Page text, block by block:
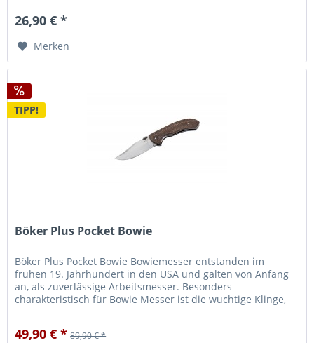
26,90 € *
Merken
TIPP!
Böker Plus Pocket Bowie
Böker Plus Pocket Bowie Bowiemesser entstanden im
frühen 19. Jahrhundert in den USA und galten von Anfang
an, als zuverlässige Arbeitsmesser. Besonders
charakteristisch für Bowie Messer ist die wuchtige Klinge,
49,90 € * 89,90 € *